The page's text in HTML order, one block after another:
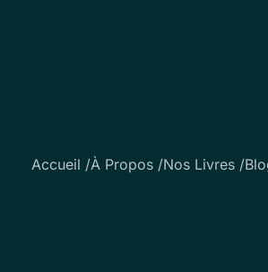
Accueil /À Propos /Nos Livres /